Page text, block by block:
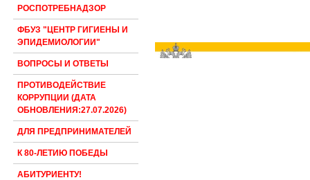
РОСПОТРЕБНАДЗОР
ФБУЗ "ЦЕНТР ГИГИЕНЫ И
ЭПИДЕМИОЛОГИИ"
ВОПРОСЫ И ОТВЕТЫ
ПРОТИВОДЕЙСТВИЕ
КОРРУПЦИИ (ДАТА
ОБНОВЛЕНИЯ:27.07.2026)
ДЛЯ ПРЕДПРИНИМАТЕЛЕЙ
К 80-ЛЕТИЮ ПОБЕДЫ
АБИТУРИЕНТУ!